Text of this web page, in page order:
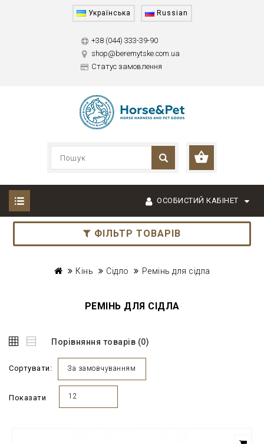
Українська Russian
+38 (044) 333-39-90
shop@beremytske.com.ua
Статус замовлення
ОСОБИСТИЙ КАБІНЕТ
ФІЛЬТР ТОВАРІВ
Кінь Сідло Ремінь для сідла
РЕМІНЬ ДЛЯ СІДЛА
Порівняння товарів (0)
Сортувати: За замовчуванням
Показати 12